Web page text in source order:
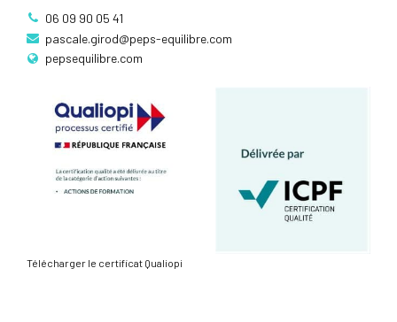
06 09 90 05 41
pascale.girod@peps-equilibre.com
pepsequilibre.com
Télécharger le certificat Qualiopi